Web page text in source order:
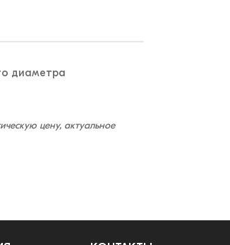
диаметра
цену, актуальное